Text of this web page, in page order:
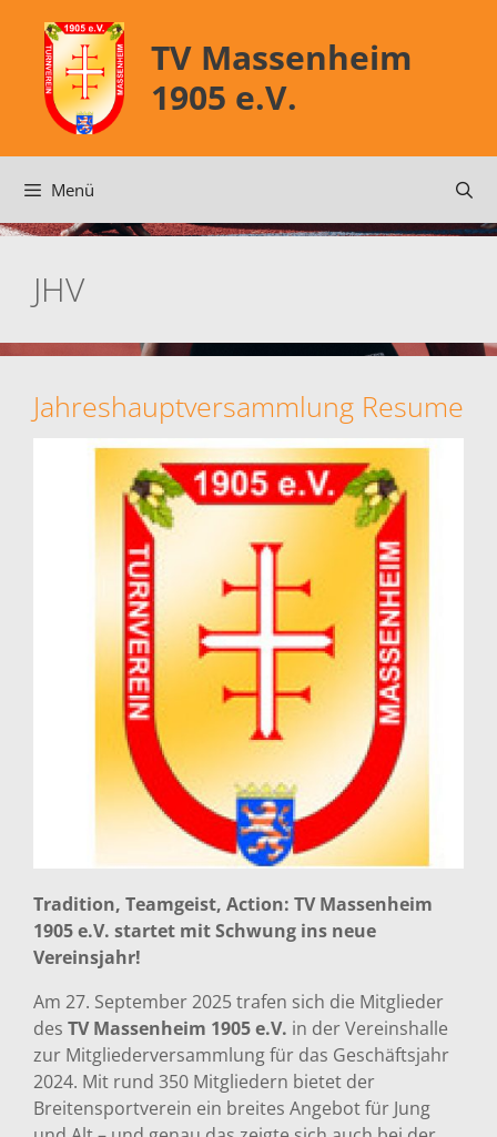
Inhalt
springen
TV Massenheim
1905 e.V.
Menü
JHV
Jahreshauptversammlung Resume
Tradition, Teamgeist, Action: TV Massenheim
1905 e.V. startet mit Schwung ins neue
Vereinsjahr!
Am 27. September 2025 trafen sich die Mitglieder
des TV Massenheim 1905 e.V. in der Vereinshalle
zur Mitgliederversammlung für das Geschäftsjahr
2024. Mit rund 350 Mitgliedern bietet der
Breitensportverein ein breites Angebot für Jung